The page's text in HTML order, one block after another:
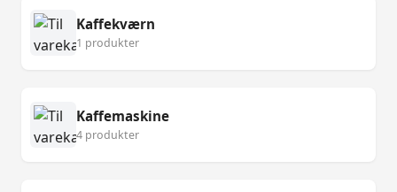
Kaffekværn
1 produkter
Kaffemaskine
4 produkter